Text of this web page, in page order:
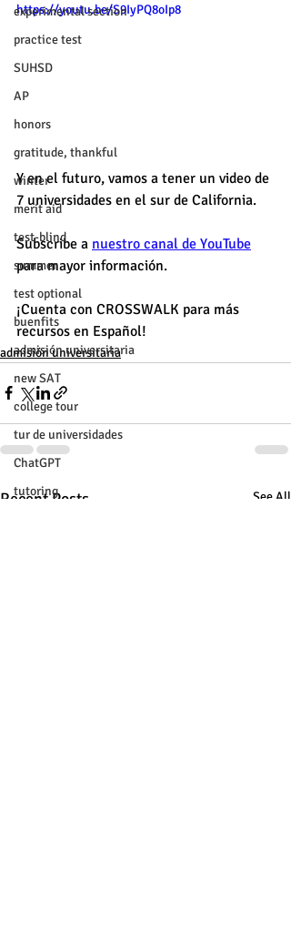
experimental section
practice test
SUHSD
AP
honors
gratitude, thankful
winter
merit aid
test-blind
summer
test optional
buenfits
admisión universitaria
new SAT
college tour
tur de universidades
ChatGPT
tutoring
https://youtu.be/S9IyPQ8oIp8
Y en el futuro, vamos a tener un video de
7 universidades en el sur de California.
Subscribe a nuestro canal de YouTube
para mayor información.
¡Cuenta con CROSSWALK para más
recursos en Español!
admisión universitaria
Recent Posts See All